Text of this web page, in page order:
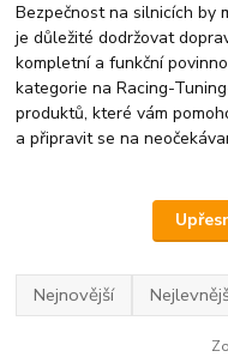
Bezpečnost na silnicích by
je důležité dodržovat
kompletní a funkční
kategorie na Racing-
produktů, které vám
a připravit se na
Nejnovější